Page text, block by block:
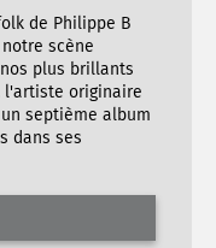
de Philippe B
scène
plus brillants
originaire
septième album
dans ses